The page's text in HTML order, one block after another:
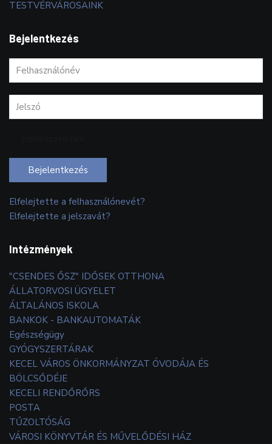
TESTVÉRVÁROSAINK
Bejelentkezés
Bejelentkezés
Elfelejtette a felhasználónevét?
Elfelejtette a jelszavát?
Intézmények
"CSENDES ŐSZ" IDŐSEK OTTHONA
ÁLLATORVOSI ÜGYELET
ÁLTALÁNOS ISKOLA
BANKOK - BANKAUTOMATÁK
Egészségügy
GYÓGYSZERTÁRAK
KECEL VÁROS ÖNKORMÁNYZAT ÓVODÁJA ÉS
BÖLCSŐDÉJE
KECELI RENDŐRŐRS
POSTA
TŰZOLTÓSÁG
VÁROSI KÖNYVTÁR ÉS MŰVELŐDÉSI HÁZ